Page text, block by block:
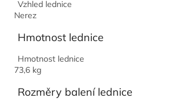
Vzhled lednice
Nerez
Hmotnost lednice
Hmotnost lednice
73,6 kg
Rozměry balení lednice